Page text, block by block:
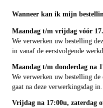
Wanneer kan ik mijn
Maandag t/m vrijdag vóór
We verwerken uw bestelling
in vanaf de eerstvolgende
Maandag t/m donderdag na
We verwerken uw bestelling
gaat na deze verwerkingsdag in.
Vrijdag na 17:00u, zaterdag